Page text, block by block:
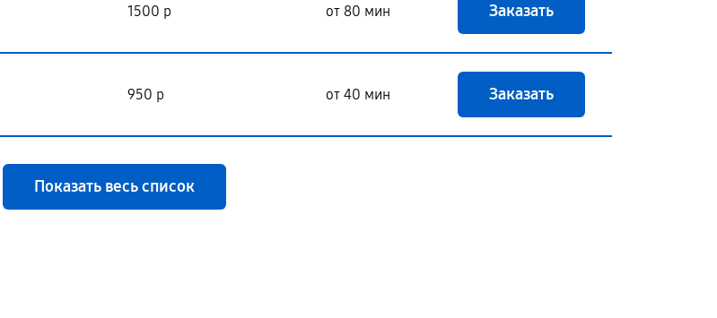
1500 р от 80 мин Заказать
950 р от 40 мин Заказать
Показать весь список